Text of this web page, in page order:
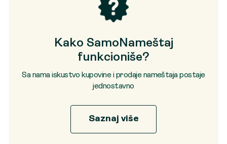
Kako SamoNameštaj
funkcioniše?
Sa nama iskustvo kupovine i prodaje nameštaja postaje
jednostavno
Saznaj više